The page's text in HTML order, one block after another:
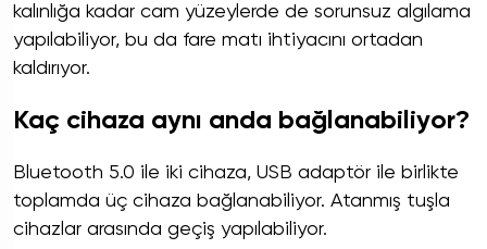
kalınlığa kadar cam yüzeylerde de sorunsuz algılama
yapılabiliyor, bu da fare matı ihtiyacını ortadan
kaldırıyor.
Kaç cihaza aynı anda bağlanabiliyor?
Bluetooth 5.0 ile iki cihaza, USB adaptör ile birlikte
toplamda üç cihaza bağlanabiliyor. Atanmış tuşla
cihazlar arasında geçiş yapılabiliyor.